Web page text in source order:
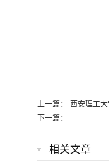
上一篇： 西安理工
下一篇：
相关文章